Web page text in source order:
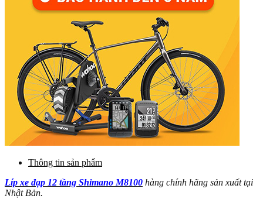
Thông tin sản phẩm
Líp xe đạp 12 tầng Shimano M8100 hàng chính hãng sản xuất tại
Nhật Bản.